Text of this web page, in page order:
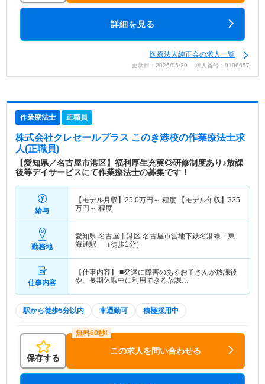
詳細を見る
医療法人純正会の求人一覧
更新日：2026/05/29 求人番号：9106657
作業療法士 正職員
株式会社クレセールプラス このき港校の作業療法士求
人(正職員)
【愛知県／名古屋市港区】福利厚生充実◎研修制度あり♪放課
後等デイサービスにて作業療法士の募集です！
給与
【モデル月収】 25.0万円～ 程度 【モデル年収】 325
万円～ 程度
勤務地
愛知県 名古屋市港区 名古屋市営地下鉄名港線「東
海通駅」（徒歩1分）
仕事内容
【仕事内容】 ■発達に障害のあるお子さんが放課後
や、長期休暇中に利用できる放課…
駅から徒歩5分以内 車通勤可 積極採用中
保存する
この求人を問い合わせる